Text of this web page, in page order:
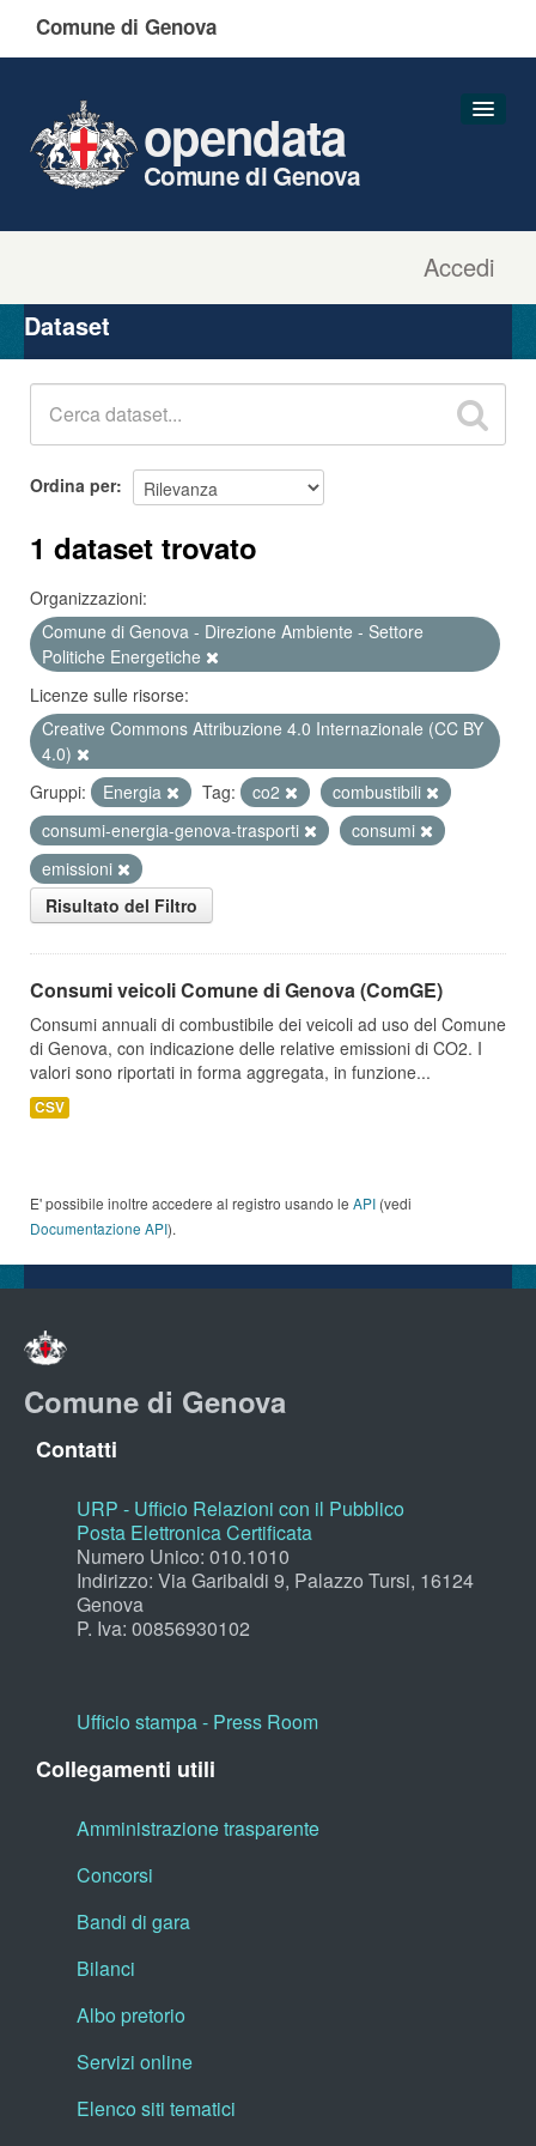
Comune di Genova
Accedi
opendata
Comune di Genova
Organizzazioni
Gruppi
Dataset
Ordina per
1 dataset trovato
Organizzazioni:
Comune di Genova - Direzione Ambiente - Settore
Politiche Energetiche
Licenze sulle risorse:
Creative Commons Attribuzione 4.0 Internazionale (CC BY
4.0)
Gruppi:
Energia Tag: co2
combustibili
consumi-energia-genova-trasporti
consumi
emissioni
Risultato del Filtro
Consumi veicoli Comune di Genova (ComGE)
Consumi annuali di combustibile dei veicoli ad uso del Comune
di Genova, con indicazione delle relative emissioni di CO2. I
valori sono riportati in forma aggregata, in funzione...
CSV
E' possibile inoltre accedere al registro usando le API (vedi
Documentazione API).
Comune di Genova
Contatti
URP - Ufficio Relazioni con il Pubblico
Posta Elettronica Certificata
Numero Unico: 010.1010
Indirizzo: Via Garibaldi 9, Palazzo Tursi, 16124
Genova
P. Iva: 00856930102
Ufficio stampa - Press Room
Collegamenti utili
Amministrazione trasparente
Concorsi
Bandi di gara
Bilanci
Albo pretorio
Servizi online
Elenco siti tematici